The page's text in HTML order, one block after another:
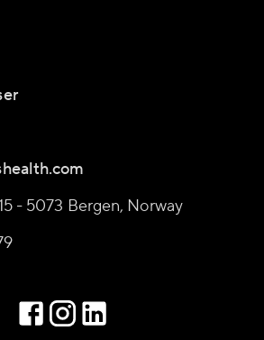
- 5073 Bergen, Norway